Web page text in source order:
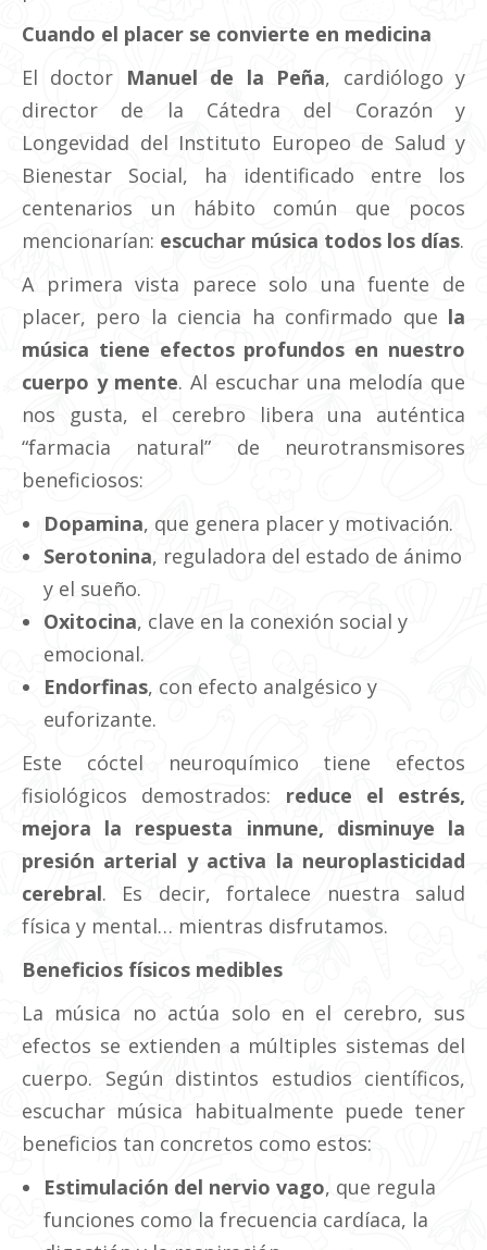
Cuando el placer se convierte en medicina
El doctor Manuel de la Peña, cardiólogo y
director de la Cátedra del Corazón y
Longevidad del Instituto Europeo de Salud y
Bienestar Social, ha identificado entre los
centenarios un hábito común que pocos
mencionarían: escuchar música todos los días.
A primera vista parece solo una fuente de
placer, pero la ciencia ha confirmado que la
música tiene efectos profundos en nuestro
cuerpo y mente. Al escuchar una melodía que
nos gusta, el cerebro libera una auténtica
“farmacia natural” de neurotransmisores
beneficiosos:
Dopamina, que genera placer y motivación.
Serotonina, reguladora del estado de ánimo
y el sueño.
Oxitocina, clave en la conexión social y
emocional.
Endorfinas, con efecto analgésico y
euforizante.
Este cóctel neuroquímico tiene efectos
fisiológicos demostrados: reduce el estrés,
mejora la respuesta inmune, disminuye la
presión arterial y activa la neuroplasticidad
cerebral. Es decir, fortalece nuestra salud
física y mental… mientras disfrutamos.
Beneficios físicos medibles
La música no actúa solo en el cerebro, sus
efectos se extienden a múltiples sistemas del
cuerpo. Según distintos estudios científicos,
escuchar música habitualmente puede tener
beneficios tan concretos como estos:
Estimulación del nervio vago, que regula
funciones como la frecuencia cardíaca, la